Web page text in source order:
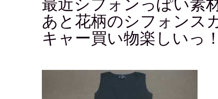
最近シフォンっぽい素
あと花柄のシフォンス
キャー買い物楽しいっ